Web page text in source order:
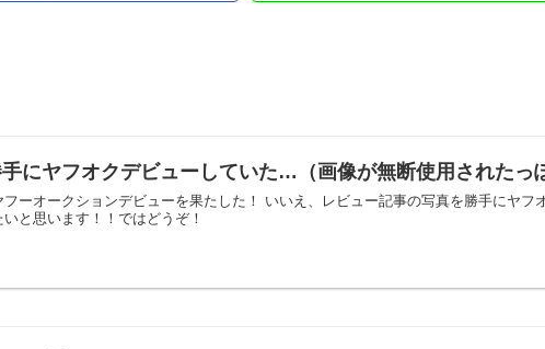
にヤフオクデビューしていた…（画像が無断使用されたっ
ーオークションデビューを果たした！ いいえ、レビュー記事の写真を勝手にヤ
と思います！！ではどうぞ！